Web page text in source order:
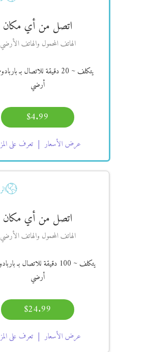
اتصل من أي مكان
الهاتف المحمول والهاتف الأرضي
يتكلف~ 20 دقيقة
للاتصال بـ
أرضي
$4.99
عرض الأسعار تعرف على
اتصل من أي مكان
الهاتف المحمول والهاتف الأرضي
يتكلف~ 100 دقيقة
للاتصال بـ
أرضي
$24.99
عرض الأسعار تعرف على